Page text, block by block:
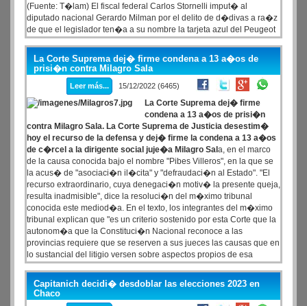
(Fuente: T�lam) El fiscal federal Carlos Stornelli imput� al
diputado nacional Gerardo Milman por el delito de d�divas a ra�z
de que el legislador ten�a a su nombre la tarjeta azul del Peugeot
2008 Sport perteneciente a una empresa proveedora del Estado.
La Corte Suprema dej� firme condena a 13 a�os de
prisi�n contra Milagro Sala
Leer más... 15/12/2022 (6465)
La Corte Suprema dej� firme
condena a 13 a�os de prisi�n
contra Milagro Sala. La Corte Suprema de Justicia desestim�
hoy el recurso de la defensa y dej� firme la condena a 13 a�os
de c�rcel a la dirigente social juje�a Milagro Sal a, en el marco
de la causa conocida bajo el nombre "Pibes Villeros", en la que se
la acus� de "asociaci�n il�cita" y "defraudaci�n al Estado". "El
recurso extraordinario, cuya denegaci�n motiv� la presente queja,
resulta inadmisible", dice la resoluci�n del m�ximo tribunal
conocida este mediod�a. En el texto, los integrantes del m�ximo
tribunal explican que "es un criterio sostenido por esta Corte que la
autonom�a que la Constituci�n Nacional reconoce a las
provincias requiere que se reserven a sus jueces las causas que en
lo sustancial del litigio versen sobre aspectos propios de esa
jurisdicci�n, en virtud del respeto debido a sus facultades de darse
sus propias instituciones y regirse por ellas".
Capitanich decidi� desdoblar las elecciones 2023 en
Chaco